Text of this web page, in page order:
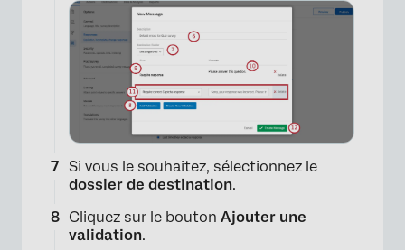
Si vous le souhaitez, sélectionnez le
dossier de destination.
Cliquez sur le bouton Ajouter une
validation.